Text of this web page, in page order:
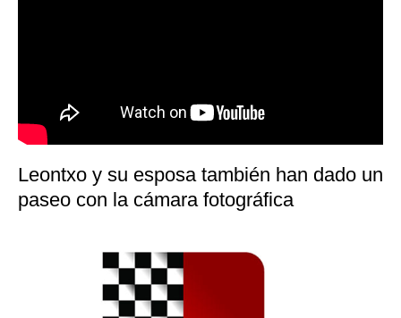
Leontxo y su esposa también han dado un
paseo con la cámara fotográfica